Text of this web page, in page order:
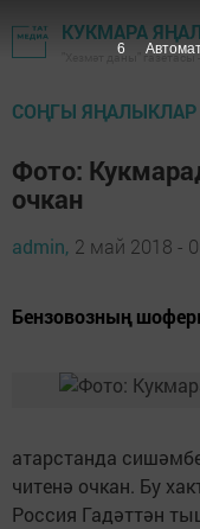
КУКМАРА
"Хезмәт даны"
СОҢГЫ ЯҢАЛЫКЛАР
Фото:
очкан
admin, 2 май 2018 -
Бензовозның
атарстанда
читенә очкан. Бу
Россия Гадәттән
4